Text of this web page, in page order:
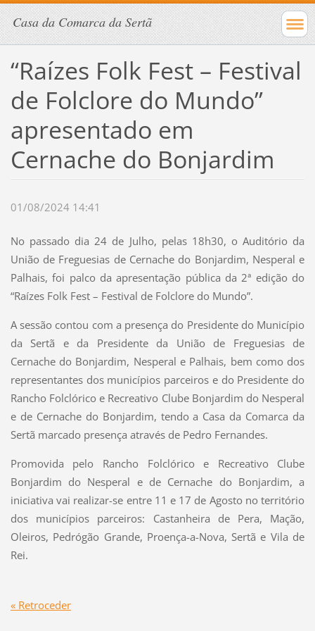
Casa da Comarca da Sertã
“Raízes Folk Fest – Festival
de Folclore do Mundo”
apresentado em
Cernache do Bonjardim
01/08/2024 14:41
No passado dia 24 de Julho, pelas 18h30, o Auditório da
União de Freguesias de Cernache do Bonjardim, Nesperal e
Palhais, foi palco da apresentação pública da 2ª edição do
“Raízes Folk Fest – Festival de Folclore do Mundo”.
A sessão contou com a presença do Presidente do Município
da Sertã e da Presidente da União de Freguesias de
Cernache do Bonjardim, Nesperal e Palhais, bem como dos
representantes dos municípios parceiros e do Presidente do
Rancho Folclórico e Recreativo Clube Bonjardim do Nesperal
e de Cernache do Bonjardim, tendo a Casa da Comarca da
Sertã marcado presença através de Pedro Fernandes.
Promovida pelo Rancho Folclórico e Recreativo Clube
Bonjardim do Nesperal e de Cernache do Bonjardim, a
iniciativa vai realizar-se entre 11 e 17 de Agosto no território
dos municípios parceiros: Castanheira de Pera, Mação,
Oleiros, Pedrógão Grande, Proença-a-Nova, Sertã e Vila de
Rei.
« Retroceder